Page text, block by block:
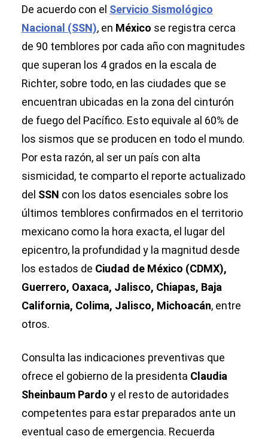
De acuerdo con el Servicio Sismológico
Nacional (SSN), en México se registra cerca
de 90 temblores por cada año con magnitudes
que superan los 4 grados en la escala de
Richter, sobre todo, en las ciudades que se
encuentran ubicadas en la zona del cinturón
de fuego del Pacífico. Esto equivale al 60% de
los sismos que se producen en todo el mundo.
Por esta razón, al ser un país con alta
sismicidad, te comparto el reporte actualizado
del SSN con los datos esenciales sobre los
últimos temblores confirmados en el territorio
mexicano como la hora exacta, el lugar del
epicentro, la profundidad y la magnitud desde
los estados de Ciudad de México (CDMX),
Guerrero, Oaxaca, Jalisco, Chiapas, Baja
California, Colima, Jalisco, Michoacán, entre
otros.
Consulta las indicaciones preventivas que
ofrece el gobierno de la presidenta Claudia
Sheinbaum Pardo y el resto de autoridades
competentes para estar preparados ante un
eventual caso de emergencia. Recuerda